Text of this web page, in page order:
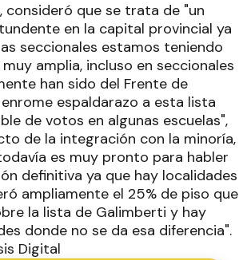
consideró que se trata de "un
en la capital provincial ya
seccionales estamos teniendo
amplia, incluso en seccionales
han sido del Frente de
enrome espaldarazo a esta lista
de votos en algunas escuelas",
de la integración con la minoría,
es muy pronto para habler
definitiva ya que hay localidades
ampliamente el 25% de piso que
la lista de Galimberti y hay
donde no se da esa diferencia".
Digital